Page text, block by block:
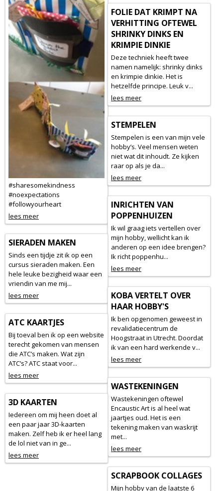
#sharesomekindness
#noexpectations
#followyourheart
lees meer
FOLIE DAT KRIMPT NA
VERHITTING OFTEWEL
SHRINKY DINKS EN
KRIMPIE DINKIE
Deze techniek heeft twee
namen namelijk: shrinky dinks
en krimpie dinkie. Het is
hetzelfde principe. Leuk v...
lees meer
STEMPELEN
Stempelen is een van mijn vele
hobby’s. Veel mensen weten
niet wat dit inhoudt. Ze kijken
raar op als je da...
lees meer
INRICHTEN VAN
POPPENHUIZEN
Ik wil graag iets vertellen over
mijn hobby, wellicht kan ik
anderen op een idee brengen?
Ik richt poppenhu...
lees meer
SIERADEN MAKEN
Sinds een tijdje zit ik op een
cursus sieraden maken. Een
hele leuke bezigheid waar een
vriendin van me mij...
lees meer
KOBA VERTELT OVER
HAAR HOBBY'S
Ik ben opgenomen geweest in
revalidatiecentrum de
Hoogstraat in Utrecht. Doordat
ik van een hard werkende v...
lees meer
ATC KAARTJES
Bij toeval ben ik op een website
terecht gekomen van mensen
die ATC’s maken. Wat zijn
ATC’s? ATC staat voor...
lees meer
WASTEKENINGEN
Wastekeningen oftewel
Encaustic Art is al heel wat
jaartjes oud. Het is een
tekening maken van waskrijt
met...
lees meer
3D KAARTEN
Iedereen om mij heen doet al
een paar jaar 3D-kaarten
maken. Zelf heb ik er heel lang
de lol niet van in ge...
lees meer
SCRAPBOOK COLLAGES
Mijn hobby van de laatste 6